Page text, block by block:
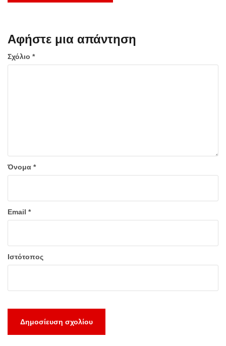
Αφήστε μια απάντηση
Σχόλιο *
Όνομα *
Email *
Ιστότοπος